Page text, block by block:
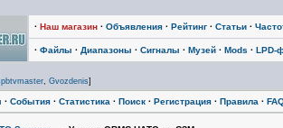
· Наш магазин · Объявления · Рейтинг · Статьи ·
· Файлы · Диапазоны · Сигналы · Музей · Mods · LPD-
, Gvozdenis]
· События · Статистика · Поиск · Регистрация · Правила ·